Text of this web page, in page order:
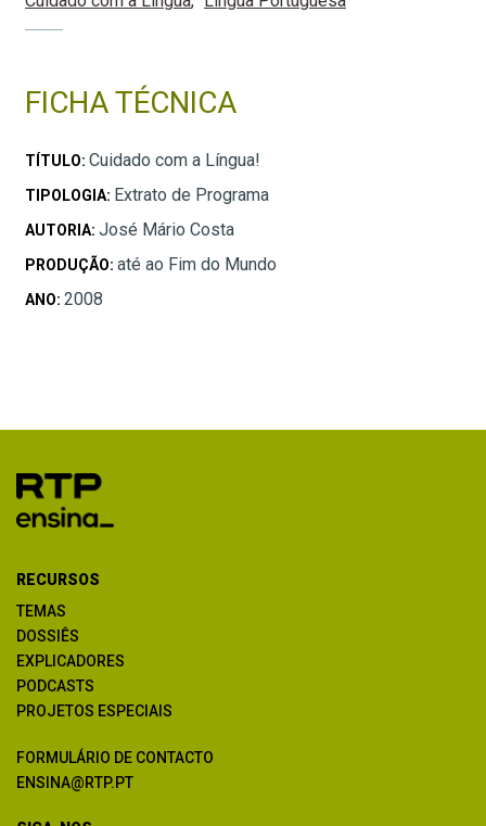
FICHA TÉCNICA
TÍTULO: Cuidado com a Língua!
TIPOLOGIA: Extrato de Programa
AUTORIA: José Mário Costa
PRODUÇÃO: até ao Fim do Mundo
ANO: 2008
RECURSOS
TEMAS
DOSSIÊS
EXPLICADORES
PODCASTS
PROJETOS ESPECIAIS
FORMULÁRIO DE CONTACTO
ENSINA@RTP.PT